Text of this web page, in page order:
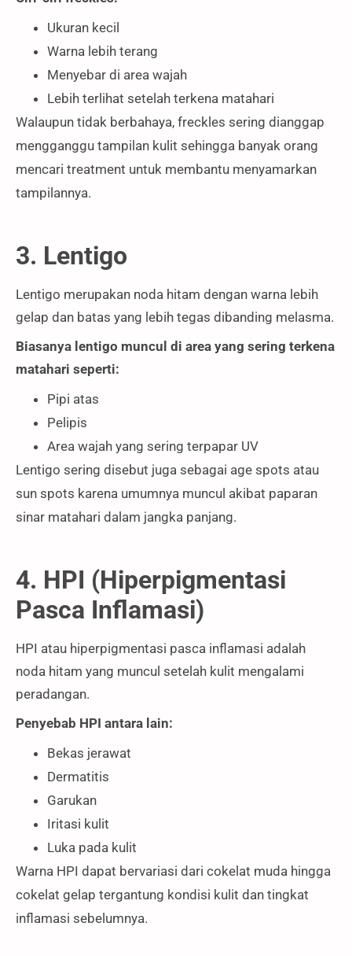
Ukuran kecil
Warna lebih terang
Menyebar di area wajah
Lebih terlihat setelah terkena matahari
Walaupun tidak berbahaya, freckles sering dianggap
mengganggu tampilan kulit sehingga banyak orang
mencari treatment untuk membantu menyamarkan
tampilannya.
3. Lentigo
Lentigo merupakan noda hitam dengan warna lebih
gelap dan batas yang lebih tegas dibanding melasma.
Biasanya lentigo muncul di area yang sering terkena
matahari seperti:
Pipi atas
Pelipis
Area wajah yang sering terpapar UV
Lentigo sering disebut juga sebagai age spots atau
sun spots karena umumnya muncul akibat paparan
sinar matahari dalam jangka panjang.
4. HPI (Hiperpigmentasi
Pasca Inflamasi)
HPI atau hiperpigmentasi pasca inflamasi adalah
noda hitam yang muncul setelah kulit mengalami
peradangan.
Penyebab HPI antara lain:
Bekas jerawat
Dermatitis
Garukan
Iritasi kulit
Luka pada kulit
Warna HPI dapat bervariasi dari cokelat muda hingga
cokelat gelap tergantung kondisi kulit dan tingkat
inflamasi sebelumnya.